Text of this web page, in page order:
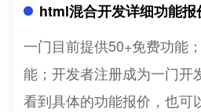
html混合开发详细功能报
一门目前提供50+免费功能
能；开发者注册成为一门开
看到具体的功能报价，也可